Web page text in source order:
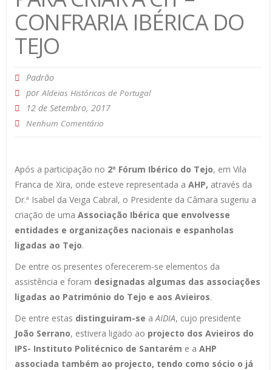
CONFRARIA IBÉRICA DO
TEJO
Padrão
porAldeias Históricas de Portugal
12 de Setembro, 2017
Nenhum Comentário
Após a participação no 2º Fórum Ibérico do Tejo, em Vila
Franca de Xira, onde esteve representada a AHP, através da
Dr.ª Isabel da Veiga Cabral, o Presidente da Câmara sugeriu a
criação de uma Associação Ibérica que envolvesse
entidades e organizações nacionais e espanholas
ligadas ao Tejo.
De entre os presentes oferecerem-se elementos da
assistência e foram designadas algumas das associações
ligadas ao Património do Tejo e aos Avieiros.
De entre estas distinguiram-se aAIDIA, cujo presidente
João Serrano, estivera ligado ao projecto dos Avieiros do
IPS- Instituto Politécnico de Santarém e a AHP
associada também ao projecto, tendo como sócio o já